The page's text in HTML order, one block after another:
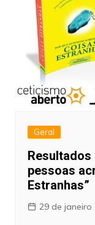
Geral
Resultados
pessoas
Estranhas”
29 de janeiro